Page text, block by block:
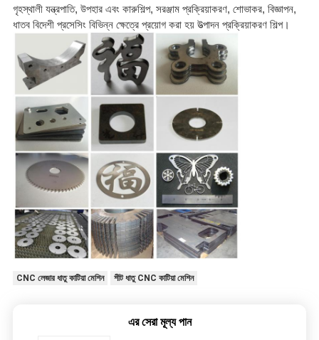
গৃহস্থালী যন্ত্রপাতি, উপহার এবং কারুশিল্প, সরঞ্জাম প্রক্রিয়াকরণ, শোভাকর, বিজ্ঞাপন,
ধাতব বিদেশী প্রসেসিং বিভিন্ন ক্ষেত্রে প্রয়োগ করা হয় উত্পাদন প্রক্রিয়াকরণ শিল্প।
CNC লেজার ধাতু কাটিয়া মেশিন শীট ধাতু CNC কাটিয়া মেশিন
এর সেরা মূল্য পান